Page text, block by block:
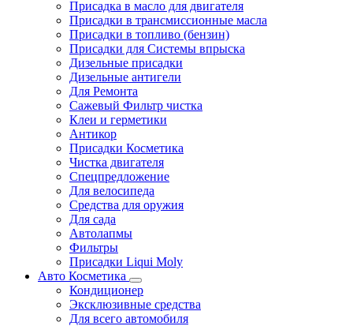
Присадка в масло для двигателя
Присадки в трансмиссионные масла
Присадки в топливо (бензин)
Присадки для Системы впрыска
Дизельные присадки
Дизельные антигели
Для Ремонта
Сажевый Фильтр чистка
Клеи и герметики
Антикор
Присадки Косметика
Чистка двигателя
Спецпредложение
Для велосипеда
Средства для оружия
Для сада
Автолапмы
Фильтры
Присадки Liqui Moly
Авто Косметика
Кондиционер
Эксклюзивные средства
Для всего автомобиля